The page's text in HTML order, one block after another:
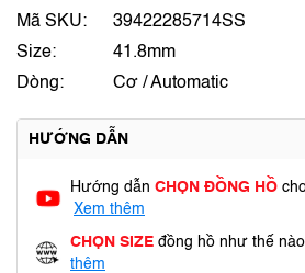
Mã SKU:
39422285714SS
Size:
41.8mm
Dòng:
Cơ / Automatic
HƯỚNG DẪN
Hướng dẫn CHỌN ĐỒNG HỒ
Xem thêm
CHỌN SIZE đồng hồ như thế
thêm